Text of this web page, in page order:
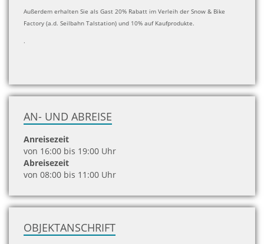
Außerdem erhalten Sie als Gast 20% Rabatt im Verleih der Snow & Bike
Factory (a.d. Seilbahn Talstation) und 10% auf Kaufprodukte.
.
AN- UND ABREISE
Anreisezeit
von 16:00 bis 19:00 Uhr
Abreisezeit
von 08:00 bis 11:00 Uhr
OBJEKTANSCHRIFT